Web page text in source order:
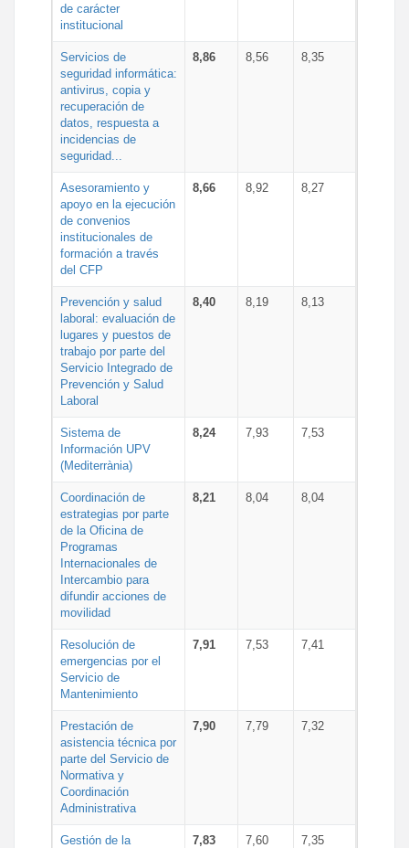
de carácter
institucional
Servicios de
seguridad informática:
antivirus, copia y
recuperación de
datos, respuesta a
incidencias de
seguridad...
8,86 8,56 8,35
Asesoramiento y
apoyo en la ejecución
de convenios
institucionales de
formación a través
del CFP
8,66 8,92 8,27
Prevención y salud
laboral: evaluación de
lugares y puestos de
trabajo por parte del
Servicio Integrado de
Prevención y Salud
Laboral
8,40 8,19 8,13
Sistema de
Información UPV
(Mediterrània)
8,24 7,93 7,53
Coordinación de
estrategias por parte
de la Oficina de
Programas
Internacionales de
Intercambio para
difundir acciones de
movilidad
8,21 8,04 8,04
Resolución de
emergencias por el
Servicio de
Mantenimiento
7,91 7,53 7,41
Prestación de
asistencia técnica por
parte del Servicio de
Normativa y
Coordinación
Administrativa
7,90 7,79 7,32
Gestión de la
7,83 7,60 7,35